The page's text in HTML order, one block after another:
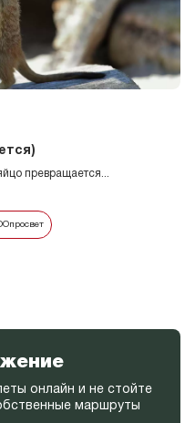
превращается...
онлайн и не стойте
маршруты